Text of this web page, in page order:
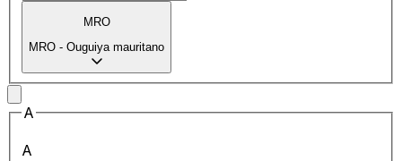
MRO
MRO - Ouguiya mauritano
A
A